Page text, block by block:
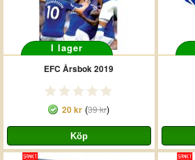
I lager
EFC Årsbok 2019
20 kr (39 kr)